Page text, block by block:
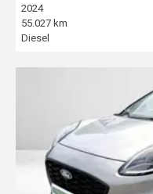
2024
55.027 km
Diesel